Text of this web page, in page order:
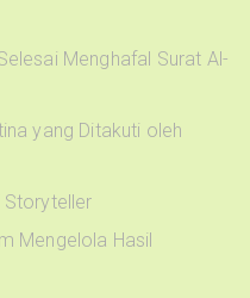
Menghafal Surat Al-
yang Ditakuti oleh
Storyteller
Mengelola Hasil